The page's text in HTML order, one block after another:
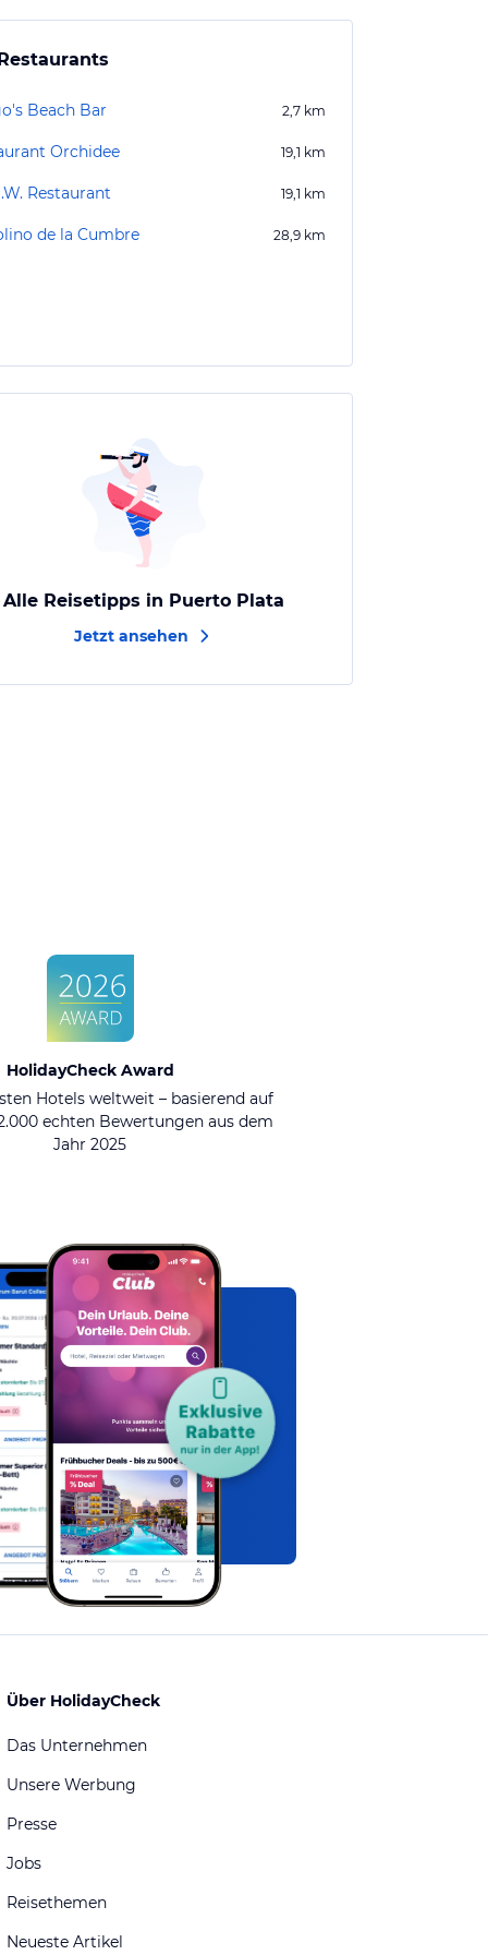
Beach Bar 2,7 km
Orchidee 19,1 km
Restaurant 19,1 km
de la Cumbre 28,9 km
Alle Reisetipps in Puerto Plata
Jetzt ansehen
HolidayCheck Award
Hotels weltweit – basierend auf
echten Bewertungen aus dem
Jahr 2025
Über HolidayCheck
Das Unternehmen
Unsere Werbung
Presse
Jobs
Reisethemen
Neueste Artikel